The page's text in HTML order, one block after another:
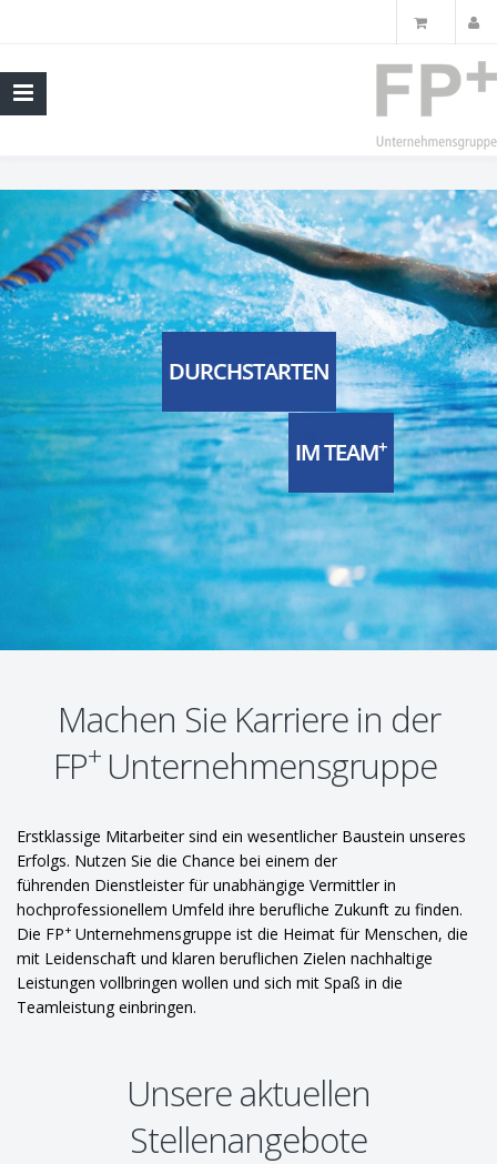
DURCHSTARTEN
IM TEAM+
Machen Sie Karriere in der
FP+ Unternehmensgruppe
Erstklassige Mitarbeiter sind ein wesentlicher Baustein unseres
Erfolgs. Nutzen Sie die Chance bei einem der
führenden Dienstleister für unabhängige Vermittler in
hochprofessionellem Umfeld ihre berufliche Zukunft zu finden.
Die FP+ Unternehmensgruppe ist die Heimat für Menschen, die
mit Leidenschaft und klaren beruflichen Zielen nachhaltige
Leistungen vollbringen wollen und sich mit Spaß in die
Teamleistung einbringen.
Unsere aktuellen
Stellenangebote